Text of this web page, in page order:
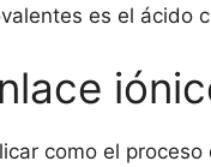
es el ácido
como el